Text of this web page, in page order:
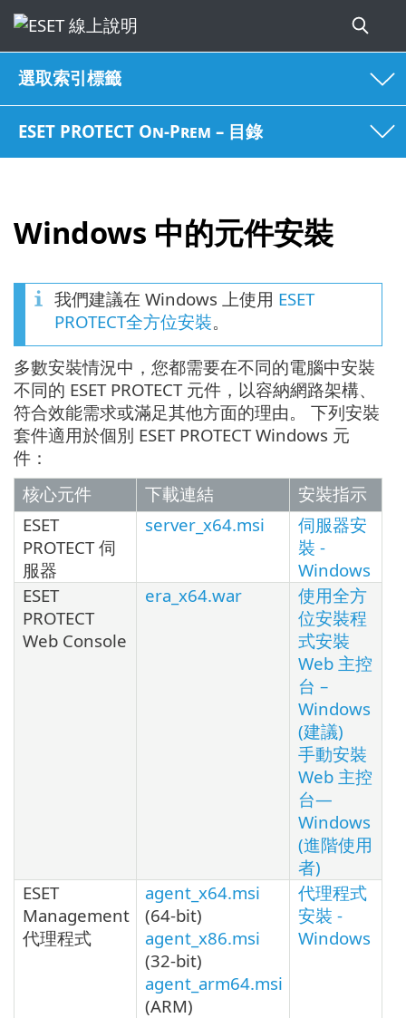
選取索引標籤
ESET PROTECT On-Prem – 目錄
Windows 中的元件安裝
我們建議在 Windows 上使用 ESET
PROTECT全方位安裝。
多數安裝情況中，您都需要在不同的電腦中安裝
不同的 ESET PROTECT 元件，以容納網路架構、
符合效能需求或滿足其他方面的理由。 下列安裝
套件適用於個別 ESET PROTECT Windows 元
件：
核心元件
下載連結
安裝指示
ESET
PROTECT 伺
服器
server_x64.msi
伺服器安
裝 -
Windows
ESET
PROTECT
Web Console
era_x64.war
使用全方
位安裝程
式安裝
Web 主控
台 –
Windows
(建議)
手動安裝
Web 主控
台—
Windows
(進階使用
者)
ESET
Management
代理程式
agent_x64.msi
(64-bit)
agent_x86.msi
(32-bit)
agent_arm64.msi
(ARM)
代理程式
安裝 -
Windows